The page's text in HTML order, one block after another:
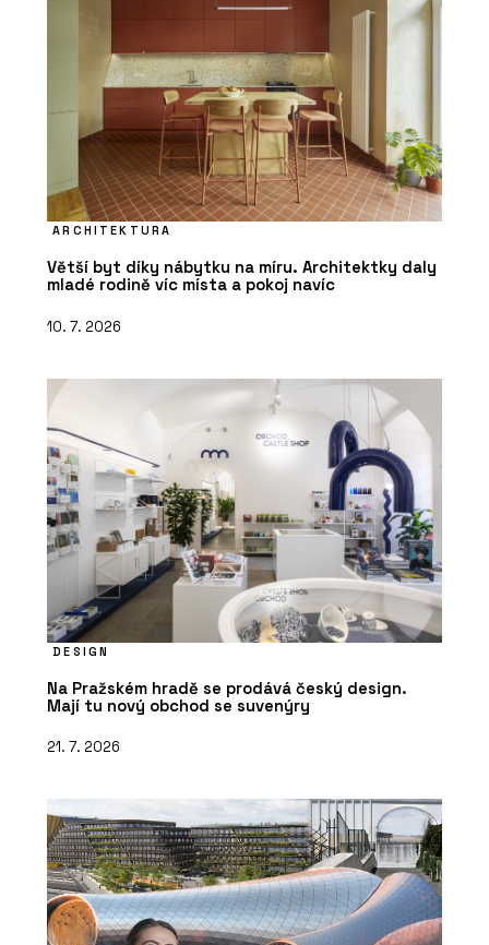
ARCHITEKTURA
Větší byt díky nábytku na míru. Architektky daly
mladé rodině víc místa a pokoj navíc
10. 7. 2026
DESIGN
Na Pražském hradě se prodává český design.
Mají tu nový obchod se suvenýry
21. 7. 2026